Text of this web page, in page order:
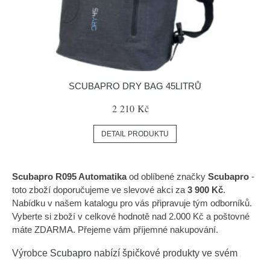
SCUBAPRO DRY BAG 45LITRŮ
2 210 Kč
DETAIL PRODUKTU
Scubapro R095 Automatikaod oblíbené značky Scubapro -
toto zboží doporučujeme ve slevové akci za 3 900 Kč.
Nabídku v našem katalogu pro vás připravuje tým odborníků.
Vyberte si zboží v celkové hodnotě nad 2.000 Kč a poštovné
máte ZDARMA. Přejeme vám příjemné nakupování.
Výrobce Scubapro nabízí špičkové produkty ve svém